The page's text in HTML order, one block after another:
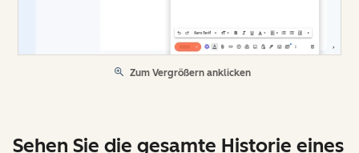
Zum Vergrößern anklicken
Sehen Sie die gesamte Historie eines